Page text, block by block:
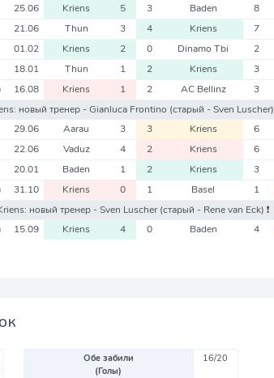
25.06 Kriens 5 3 Baden 8
21.06 Thun 3 4 Kriens 7
01.02 Kriens 2 0 Dinamo Tbi 2
18.01 Thun 1 2 Kriens 3
16.08 Kriens 1 2 AC Bellinz 3
новый тренер - Gianluca Frontino (старый - Sven Luscher)
29.06 Aarau 3 3 Kriens 6
22.06 Vaduz 4 2 Kriens 6
20.01 Baden 1 2 Kriens 3
31.10 Kriens 0 1 Basel 1
Kriens: новый тренер - Sven Luscher(старый - Rene van Eck) ❗️
15.09 Kriens 4 0 Baden 4
Обе забили
(Голы)
16/20